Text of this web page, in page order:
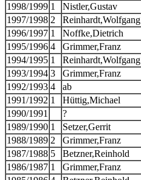
1998/1999 1 Nistler,Gustav
1997/1998 2 Reinhardt,Wolfgang
1996/1997 1 Noffke,Dietrich
1995/1996 4 Grimmer,Franz
1994/1995 1 Reinhardt,Wolfgang
1993/1994 3 Grimmer,Franz
1992/1993 4 ab
1991/1992 1 Hüttig,Michael
1990/1991
?
1989/1990 1 Setzer,Gerrit
1988/1989 2 Grimmer,Franz
1987/1988 5 Betzner,Reinhold
1986/1987 1 Grimmer,Franz